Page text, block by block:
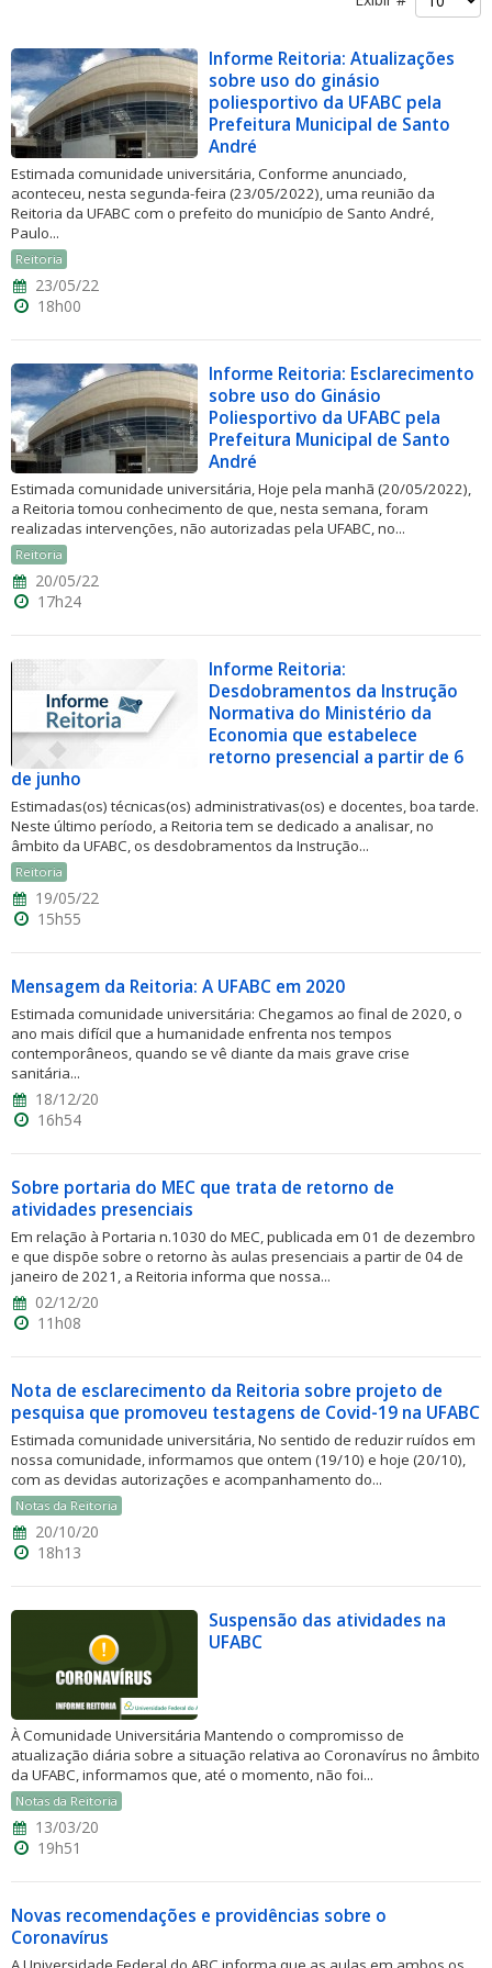
Informe Reitoria: Atualizações
sobre uso do ginásio
poliesportivo da UFABC pela
Prefeitura Municipal de Santo
André
Estimada comunidade universitária, Conforme anunciado,
aconteceu, nesta segunda-feira (23/05/2022), uma reunião da
Reitoria da UFABC com o prefeito do município de Santo André,
Paulo...
Reitoria
23/05/22
18h00
Informe Reitoria: Esclarecimento
sobre uso do Ginásio
Poliesportivo da UFABC pela
Prefeitura Municipal de Santo
André
Estimada comunidade universitária, Hoje pela manhã (20/05/2022),
a Reitoria tomou conhecimento de que, nesta semana, foram
realizadas intervenções, não autorizadas pela UFABC, no...
Reitoria
20/05/22
17h24
Informe Reitoria:
Desdobramentos da Instrução
Normativa do Ministério da
Economia que estabelece
retorno presencial a partir de 6
de junho
Estimadas(os) técnicas(os) administrativas(os) e docentes, boa tarde.
Neste último período, a Reitoria tem se dedicado a analisar, no
âmbito da UFABC, os desdobramentos da Instrução...
Reitoria
19/05/22
15h55
Mensagem da Reitoria: A UFABC em 2020
Estimada comunidade universitária: Chegamos ao final de 2020, o
ano mais difícil que a humanidade enfrenta nos tempos
contemporâneos, quando se vê diante da mais grave crise
sanitária...
18/12/20
16h54
Sobre portaria do MEC que trata de retorno de
atividades presenciais
Em relação à Portaria n.1030 do MEC, publicada em 01 de dezembro
e que dispõe sobre o retorno às aulas presenciais a partir de 04 de
janeiro de 2021, a Reitoria informa que nossa...
02/12/20
11h08
Nota de esclarecimento da Reitoria sobre projeto de
pesquisa que promoveu testagens de Covid-19 na UFABC
Estimada comunidade universitária, No sentido de reduzir ruídos em
nossa comunidade, informamos que ontem (19/10) e hoje (20/10),
com as devidas autorizações e acompanhamento do...
Notas da Reitoria
20/10/20
18h13
Suspensão das atividades na
UFABC
À Comunidade Universitária Mantendo o compromisso de
atualização diária sobre a situação relativa ao Coronavírus no âmbito
da UFABC, informamos que, até o momento, não foi...
Notas da Reitoria
13/03/20
19h51
Novas recomendações e providências sobre o
Coronavírus